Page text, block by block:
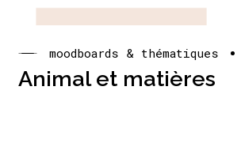
moodboards & thématiques
Animal et matières